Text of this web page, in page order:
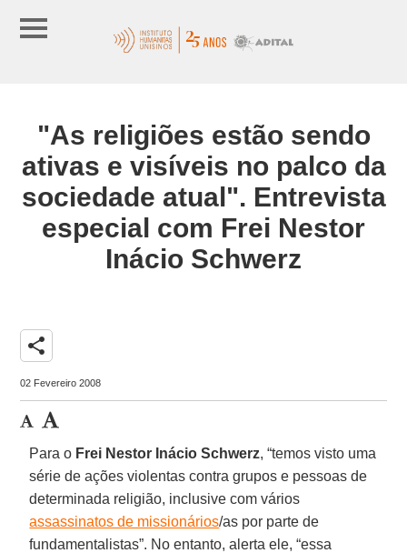
"As religiões estão sendo
ativas e visíveis no palco da
sociedade atual". Entrevista
especial com Frei Nestor
Inácio Schwerz
share
02 Fevereiro 2008
Para o Frei Nestor Inácio Schwerz, “temos visto uma
série de ações violentas contra grupos e pessoas de
determinada religião, inclusive com vários
assassinatos de missionários/as por parte de
fundamentalistas”. No entanto, alerta ele, “essa